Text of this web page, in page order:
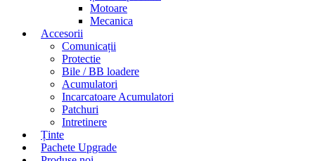
Motoare
Mecanica
Accesorii
Comunicații
Protectie
Bile / BB loadere
Acumulatori
Incarcatoare Acumulatori
Patchuri
Intretinere
Ținte
Pachete Upgrade